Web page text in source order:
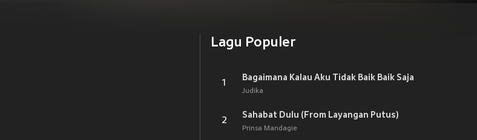
Lagu Populer
1
Bagaimana Kalau Aku Tidak Baik Baik Saja
Judika
2
Sahabat Dulu (From Layangan Putus)
Prinsa Mandagie